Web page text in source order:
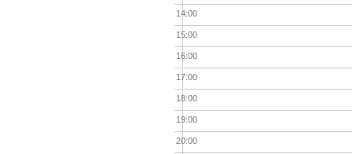
14:00
15:00
16:00
17:00
18:00
19:00
20:00